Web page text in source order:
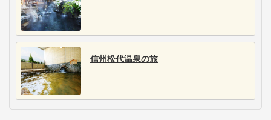
信州松代温泉の旅